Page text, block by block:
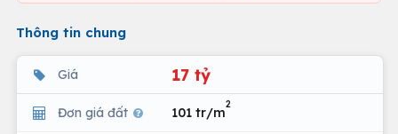
Thông tin chung
Giá 17 tỷ
Đơn giá đất 101 tr/m
2